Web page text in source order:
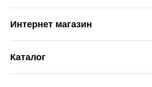
Интернет магазин
Каталог